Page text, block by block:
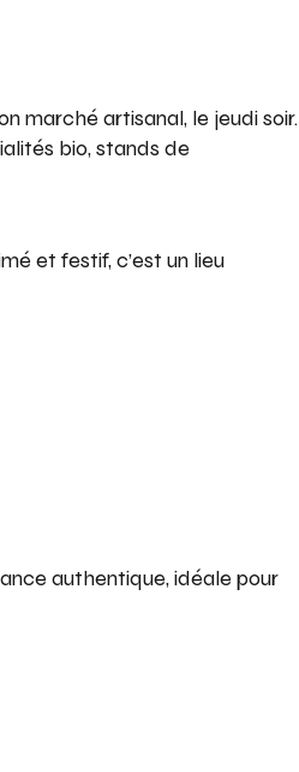
marché artisanal, le jeudi soir.
bio, stands de
et festif, c’est un lieu
authentique, idéale pour